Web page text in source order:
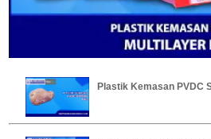
Plastik Kemasan PVDC